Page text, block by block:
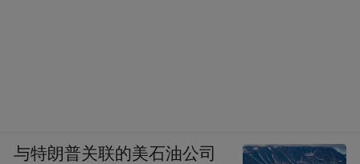
与特朗普关联的美石油公司